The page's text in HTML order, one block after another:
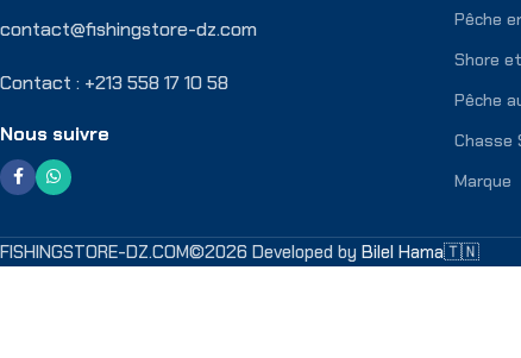
contact@fishingstore-dz.com
Contact : +213 558 17 10 58
Nous suivre
Pêche
Shore
Pêche
Chasse
Marque
FISHINGSTORE-DZ.COM©2026 Developed by Bilel Hama🇹🇳